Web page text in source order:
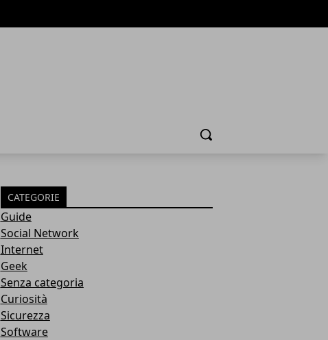
Cerca
CATEGORIE
Guide
Social Network
Internet
Geek
Senza categoria
Curiosità
Sicurezza
Software